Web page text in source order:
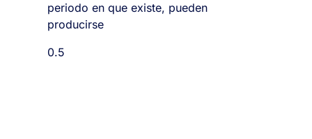
periodo en que existe, pueden
producirse